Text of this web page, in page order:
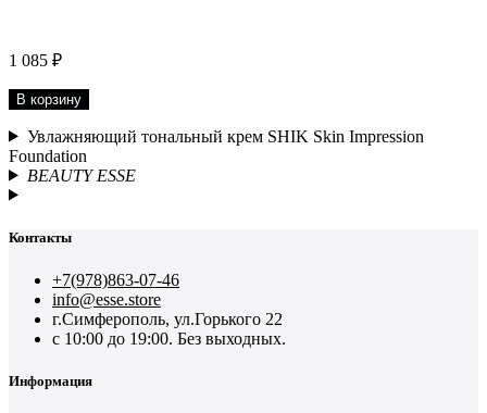
1 085 ₽
В корзину
Увлажняющий тональный крем SHIK Skin Impression
Foundation
BEAUTY ESSE
Контакты
+7(978)863-07-46
info@esse.store
г.Симферополь, ул.Горького 22
с 10:00 до 19:00. Без выходных.
Информация